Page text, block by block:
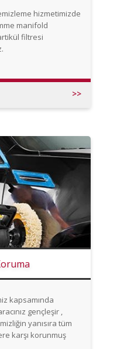
hizmetimizde
manifold
filtresi
>>
kapsamında
gençleşir ,
yanısıra tüm
karşı korunmuş